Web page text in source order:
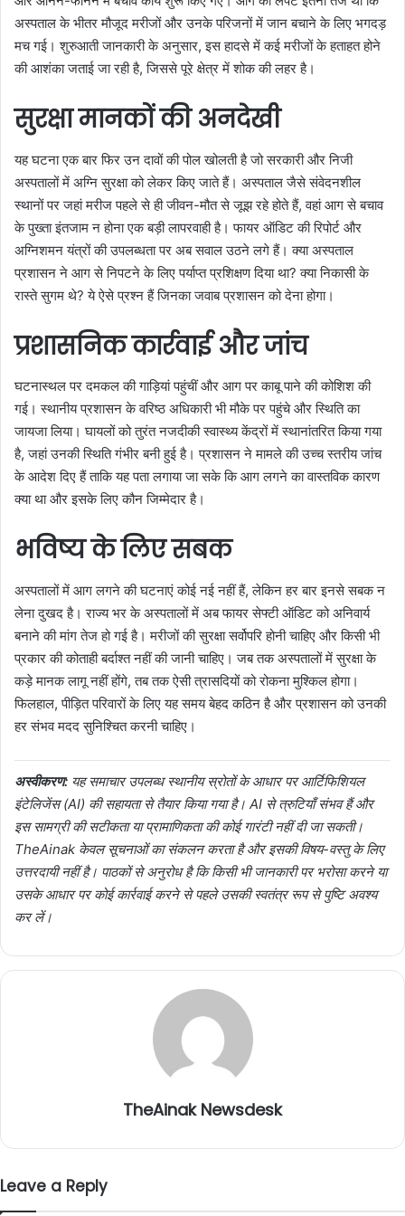
अस्पताल के भीतर मौजूद मरीजों और उनके परिजनों में जान बचाने के लिए भगदड़
मच गई। शुरुआती जानकारी के अनुसार, इस हादसे में कई मरीजों के हताहत होने
की आशंका जताई जा रही है, जिससे पूरे क्षेत्र में शोक की लहर है।
सुरक्षा मानकों की अनदेखी
यह घटना एक बार फिर उन दावों की पोल खोलती है जो सरकारी और निजी
अस्पतालों में अग्नि सुरक्षा को लेकर किए जाते हैं। अस्पताल जैसे संवेदनशील
स्थानों पर जहां मरीज पहले से ही जीवन-मौत से जूझ रहे होते हैं, वहां आग से बचाव
के पुख्ता इंतजाम न होना एक बड़ी लापरवाही है। फायर ऑडिट की रिपोर्ट और
अग्निशमन यंत्रों की उपलब्धता पर अब सवाल उठने लगे हैं। क्या अस्पताल
प्रशासन ने आग से निपटने के लिए पर्याप्त प्रशिक्षण दिया था? क्या निकासी के
रास्ते सुगम थे? ये ऐसे प्रश्न हैं जिनका जवाब प्रशासन को देना होगा।
प्रशासनिक कार्रवाई और जांच
घटनास्थल पर दमकल की गाड़ियां पहुंचीं और आग पर काबू पाने की कोशिश की
गई। स्थानीय प्रशासन के वरिष्ठ अधिकारी भी मौके पर पहुंचे और स्थिति का
जायजा लिया। घायलों को तुरंत नजदीकी स्वास्थ्य केंद्रों में स्थानांतरित किया गया
है, जहां उनकी स्थिति गंभीर बनी हुई है। प्रशासन ने मामले की उच्च स्तरीय जांच
के आदेश दिए हैं ताकि यह पता लगाया जा सके कि आग लगने का वास्तविक कारण
क्या था और इसके लिए कौन जिम्मेदार है।
भविष्य के लिए सबक
अस्पतालों में आग लगने की घटनाएं कोई नई नहीं हैं, लेकिन हर बार इनसे सबक न
लेना दुखद है। राज्य भर के अस्पतालों में अब फायर सेफ्टी ऑडिट को अनिवार्य
बनाने की मांग तेज हो गई है। मरीजों की सुरक्षा सर्वोपरि होनी चाहिए और किसी भी
प्रकार की कोताही बर्दाश्त नहीं की जानी चाहिए। जब तक अस्पतालों में सुरक्षा के
कड़े मानक लागू नहीं होंगे, तब तक ऐसी त्रासदियों को रोकना मुश्किल होगा।
फिलहाल, पीड़ित परिवारों के लिए यह समय बेहद कठिन है और प्रशासन को उनकी
हर संभव मदद सुनिश्चित करनी चाहिए।
अस्वीकरण: यह समाचार उपलब्ध स्थानीय स्रोतों के आधार पर आर्टिफिशियल
इंटेलिजेंस (AI) की सहायता से तैयार किया गया है। AI से त्रुटियाँ संभव हैं और
इस सामग्री की सटीकता या प्रामाणिकता की कोई गारंटी नहीं दी जा सकती।
TheAinak केवल सूचनाओं का संकलन करता है और इसकी विषय-वस्तु के लिए
उत्तरदायी नहीं है। पाठकों से अनुरोध है कि किसी भी जानकारी पर भरोसा करने या
उसके आधार पर कोई कार्रवाई करने से पहले उसकी स्वतंत्र रूप से पुष्टि अवश्य
कर लें।
TheAinak Newsdesk
Leave a Reply